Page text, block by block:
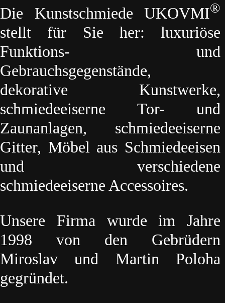
Die Kunstschmiede UKOVMI®
stellt für Sie her: luxuriöse
Funktions- und
Gebrauchsgegenstände,
dekorative Kunstwerke,
schmiedeeiserne Tor- und
Zaunanlagen, schmiedeeiserne
Gitter, Möbel aus Schmiedeeisen
und verschiedene
schmiedeeiserne Accessoires.
Unsere Firma wurde im Jahre
1998 von den Gebrüdern
Miroslav und Martin Poloha
gegründet.